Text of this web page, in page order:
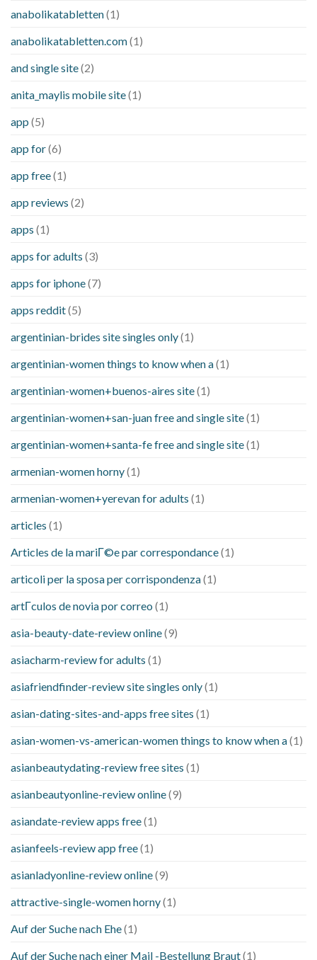
anabolikatabletten(1)
anabolikatabletten.com(1)
and single site(2)
anita_maylis mobile site(1)
app (5)
app for(6)
app free(1)
app reviews (2)
apps (1)
apps for adults (3)
apps for iphone(7)
apps reddit(5)
argentinian-brides site singles only(1)
argentinian-women things to know when a(1)
argentinian-women+buenos-aires site(1)
argentinian-women+san-juan free and single site(1)
argentinian-women+santa-fe free and single site(1)
armenian-women horny(1)
armenian-women+yerevan for adults (1)
articles (1)
Articles de la mariГ©e par correspondance(1)
articoli per la sposa per corrispondenza(1)
artГ­culos de novia por correo (1)
asia-beauty-date-review online(9)
asiacharm-review for adults (1)
asiafriendfinder-review site singles only(1)
asian-dating-sites-and-apps free sites (1)
asian-women-vs-american-women things to know when a(1)
asianbeautydating-review free sites (1)
asianbeautyonline-review online(9)
asiandate-review apps free(1)
asianfeels-review app free(1)
asianladyonline-review online(9)
attractive-single-women horny(1)
Auf der Suche nach Ehe(1)
Auf der Suche nach einer Mail -Bestellung Braut(1)